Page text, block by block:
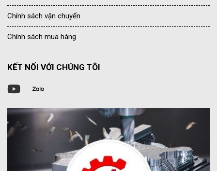
Chính sách vận chuyển
Chính sách mua hàng
KẾT NỐI VỚI CHÚNG TÔI